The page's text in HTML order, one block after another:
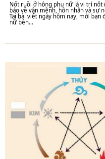
Nốt ruồi ở hông phụ nữ là vị trí
báo về vận mệnh, hôn nhân và sự
Tại bài viết ngày hôm nay, mời
nữ bên...